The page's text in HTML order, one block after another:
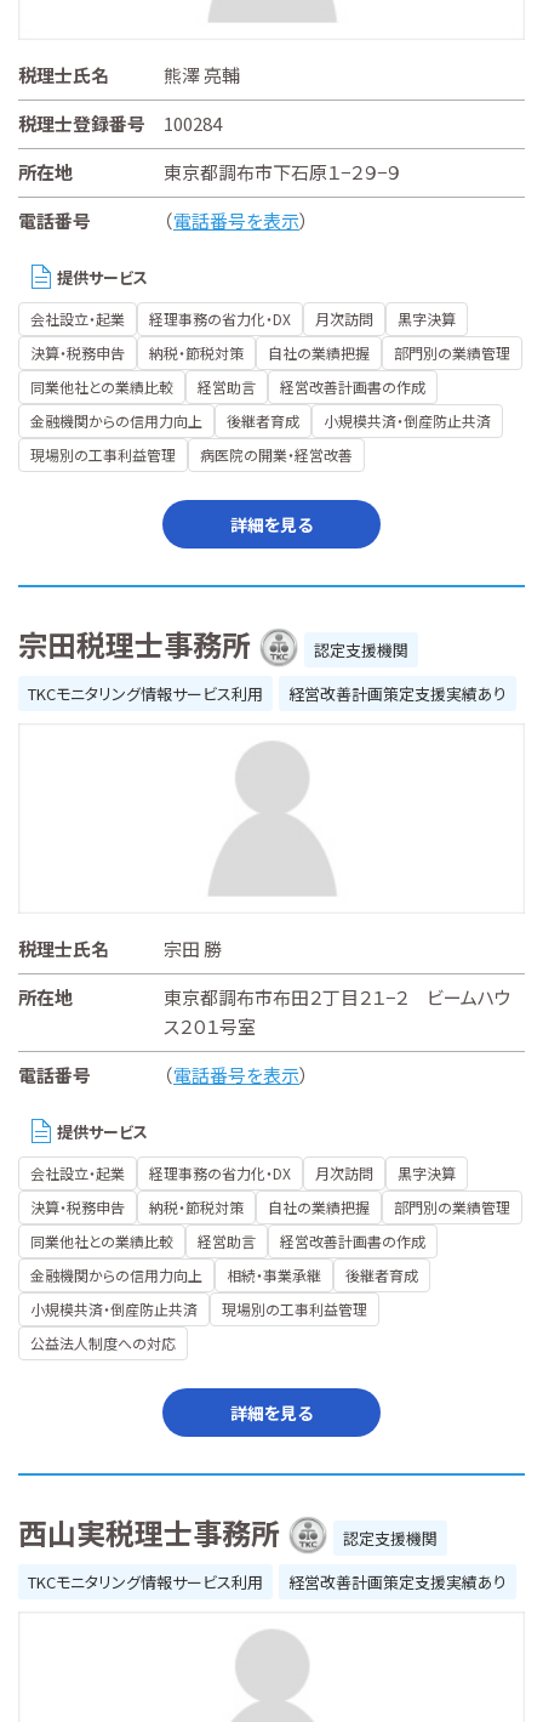
税理士氏名
熊澤 亮輔
税理士登録番号
100284
所在地
東京都調布市下石原１−２９−９
電話番号
（電話番号を表示）
提供サービス
会社設立・起業 経理事務の省力化・DX 月次訪問
黒字決算
決算・税務申告
納税・節税対策 自社の業績把握
部門別の業績管理
同業他社との業績比較
経営助言
経営改善計画書の作成
金融機関からの信用力向上
後継者育成
小規模共済・倒産防止共済
現場別の工事利益管理
病医院の開業・経営改善
詳細を見る
宗田税理士事務所
認定支援機関
TKCモニタリング情報サービス利用
経営改善計画策定支援実績あり
税理士氏名
宗田 勝
所在地
東京都調布市布田２丁目２１−２ ビームハウ
ス２０１号室
電話番号
（電話番号を表示）
提供サービス
会社設立・起業 経理事務の省力化・DX 月次訪問
黒字決算
決算・税務申告
納税・節税対策 自社の業績把握
部門別の業績管理
同業他社との業績比較
経営助言
経営改善計画書の作成
金融機関からの信用力向上
相続・事業承継
後継者育成
小規模共済・倒産防止共済
現場別の工事利益管理
公益法人制度への対応
詳細を見る
西山実税理士事務所
認定支援機関
TKCモニタリング情報サービス利用
経営改善計画策定支援実績あり